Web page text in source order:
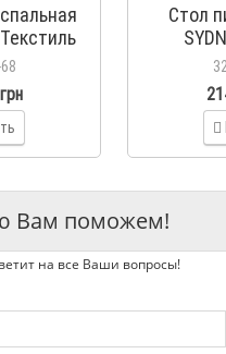
Стол
Вам поможем!
на все Ваши вопросы!